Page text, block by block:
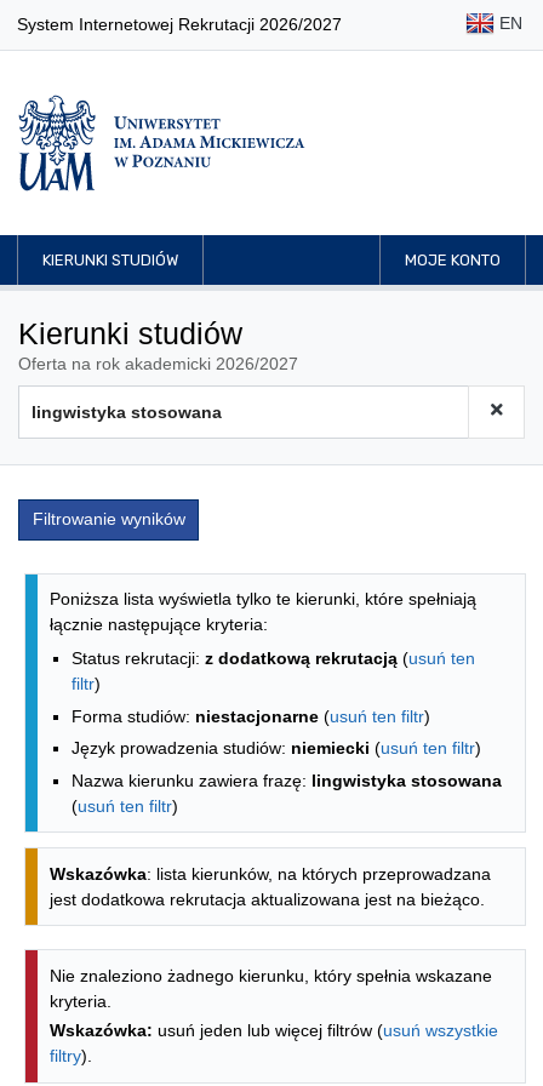
System Internetowej Rekrutacji 2026/2027 EN
KIERUNKI STUDIÓW MOJE KONTO
Kierunki studiów
Oferta na rok akademicki 2026/2027
Filtrowanie wyników
Lista kierunków - indeks alfabetyczny
Poniższa lista wyświetla tylko te kierunki, które spełniają
łącznie następujące kryteria:
Status rekrutacji: z dodatkową rekrutacją (usuń ten
filtr)
Forma studiów: niestacjonarne (usuń ten filtr)
Język prowadzenia studiów: niemiecki (usuń ten filtr)
Nazwa kierunku zawiera frazę: lingwistyka stosowana
(usuń ten filtr)
Wskazówka: lista kierunków, na których przeprowadzana
jest dodatkowa rekrutacja aktualizowana jest na bieżąco.
Nie znaleziono żadnego kierunku, który spełnia wskazane
kryteria.
Wskazówka: usuń jeden lub więcej filtrów (usuń wszystkie
filtry).